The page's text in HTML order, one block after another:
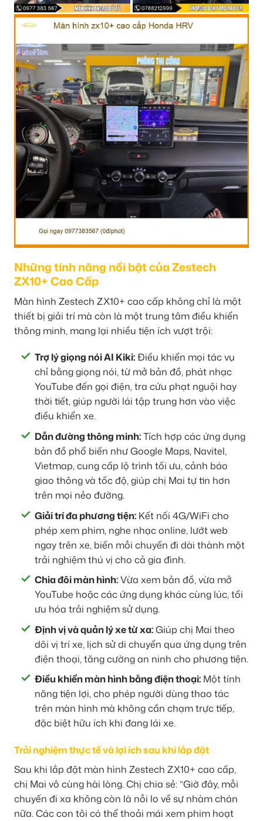
Những tính năng nổi bật của Zestech
ZX10+ Cao Cấp
Màn hình Zestech ZX10+ cao cấp không chỉ là một
thiết bị giải trí mà còn là một trung tâm điều khiển
thông minh, mang lại nhiều tiện ích vượt trội:
Trợ lý giọng nói AI Kiki:Điều khiển mọi tác vụ
chỉ bằng giọng nói, từ mở bản đồ, phát nhạc
YouTube đến gọi điện, tra cứu phạt nguội hay
thời tiết, giúp người lái tập trung hơn vào việc
điều khiển xe.
Dẫn đường thông minh:Tích hợp các ứng dụng
bản đồ phổ biến như Google Maps, Navitel,
Vietmap, cung cấp lộ trình tối ưu, cảnh báo
giao thông và tốc độ, giúp chị Mai tự tin hơn
trên mọi nẻo đường.
Giải trí đa phương tiện: Kết nối 4G/WiFi cho
phép xem phim, nghe nhạc online, lướt web
ngay trên xe, biến mỗi chuyến đi dài thành một
trải nghiệm thú vị cho cả gia đình.
Chia đôi màn hình:Vừa xem bản đồ, vừa mở
YouTube hoặc các ứng dụng khác cùng lúc, tối
ưu hóa trải nghiệm sử dụng.
Định vị và quản lý xe từ xa:Giúp chị Mai theo
dõi vị trí xe, lịch sử di chuyển qua ứng dụng trên
điện thoại, tăng cường an ninh cho phương tiện.
Điều khiển màn hình bằng điện thoại: Một tính
năng tiện lợi, cho phép người dùng thao tác
trên màn hình mà không cần chạm trực tiếp,
đặc biệt hữu ích khi đang lái xe.
Trải nghiệm thực tế và lợi ích sau khi lắp đặt
Sau khi lắp đặt màn hình Zestech ZX10+ cao cấp,
chị Mai vô cùng hài lòng. Chị chia sẻ: “Giờ đây, mỗi
chuyến đi xa không còn là nỗi lo về sự nhàm chán
nữa. Các con tôi có thể thoải mái xem phim hoạt